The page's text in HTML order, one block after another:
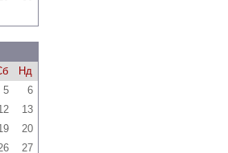
Нд
5
6
13
20
27